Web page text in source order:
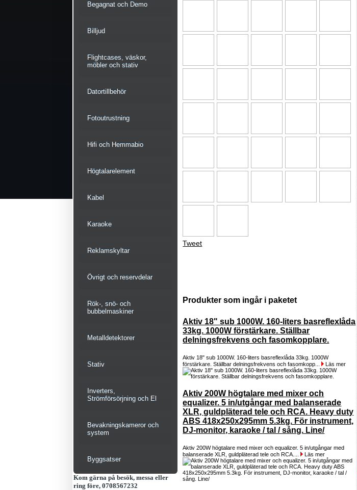
Begagnat och Demo
Billjud
Flightcases, väskor,
möbler och stativ
Datortillbehör
Fotoutrustning
Hifi och Hemmabio
Högtalarelement
Kabel
Karaoke
Reklamskyltar
Övrigt och reservdelar
Rök-, snö- och
bubbelmaskiner
Metalldetektorer
Stativ
Inverters,
Strömförsörjning och El
Bevakningskameror och
system
Byggsatser
Kom gärna på besök, messa eller
ring före, 0708567232
Tweet
Produkter som ingår i paketet
Aktiv 18" sub 1000W. 160-liters basreflexlåda
33kg. 1000W förstärkare. Ställbar
delningsfrekvens och fasomkopplare.
Aktiv 18" sub 1000W. 160-liters basreflexlåda 33kg. 1000W
förstärkare. Ställbar delningsfrekvens och fasomkopp...
Läs mer
Aktiv 200W högtalare med mixer och
equalizer. 5 in/utgångar med balanserade
XLR, guldpläterad tele och RCA. Heavy duty
ABS 418x250x295mm 5.3kg. För instrument,
DJ-monitor, karaoke / tal / sång. Line/
Aktiv 200W högtalare med mixer och equalizer. 5 in/utgångar med
balanserade XLR, guldpläterad tele och RCA....
Läs mer